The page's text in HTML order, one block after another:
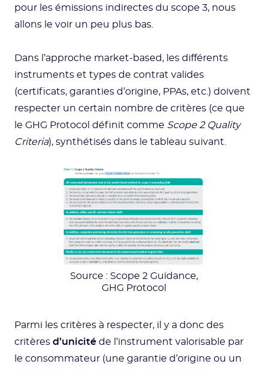
pour les émissions indirectes du scope 3, nous
allons le voir un peu plus bas.
Dans l’approche market-based, les différents
instruments et types de contrat valides
(certificats, garanties d’origine, PPAs, etc.) doivent
respecter un certain nombre de critères (ce que
le GHG Protocol définit comme Scope 2 Quality
Criteria), synthétisés dans le tableau suivant.
Source : Scope 2 Guidance,
GHG Protocol
Parmi les critères à respecter, il y a donc des
critères d’unicité de l’instrument valorisable par
le consommateur (une garantie d’origine ou un